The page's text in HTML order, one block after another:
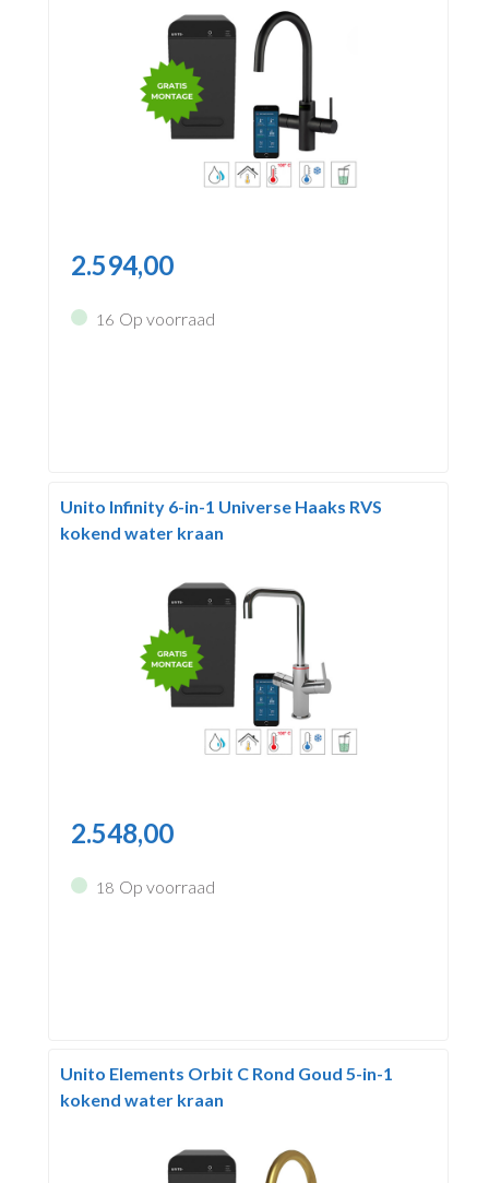
2.594,00
16 Op voorraad
Unito Infinity 6-in-1 Universe Haaks RVS
kokend water kraan
2.548,00
18 Op voorraad
Unito Elements Orbit C Rond Goud 5-in-1
kokend water kraan